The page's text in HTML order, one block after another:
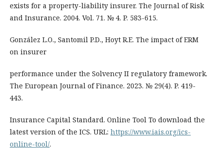
exists for a property-liability insurer. The Journal of Risk
and Insurance. 2004. Vol. 71. № 4. P. 583-615.
González L.O., Santomil P.D., Hoyt R.E. The impact of ERM
on insurer
performance under the Solvency II regulatory framework.
The European Journal of Finance. 2023. № 29(4). P. 419-
443.
Insurance Capital Standard. Online Tool To download the
latest version of the ICS. URL: https://www.iais.org/ics-
online-tool/.